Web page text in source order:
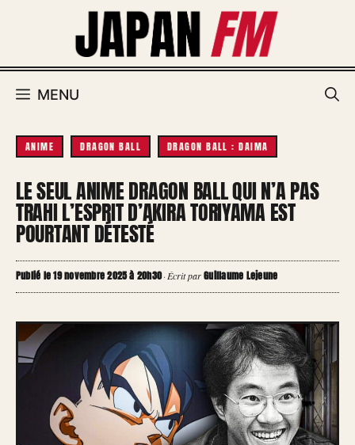
MENU
ANIME DRAGON BALL DRAGON BALL : DAIMA
LE SEUL ANIME DRAGON BALL QUI N’A PAS
TRAHI L’ESPRIT D’AKIRA TORIYAMA EST
POURTANT DÉTESTÉ
Publié le 19 novembre 2025 à 20h30·Écrit parGuillaume Lejeune